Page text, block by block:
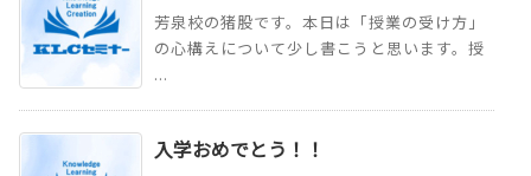
芳泉校の猪股です。本日は「授業の受け方」
の心構えについて少し書こうと思います。授
...
入学おめでとう！！